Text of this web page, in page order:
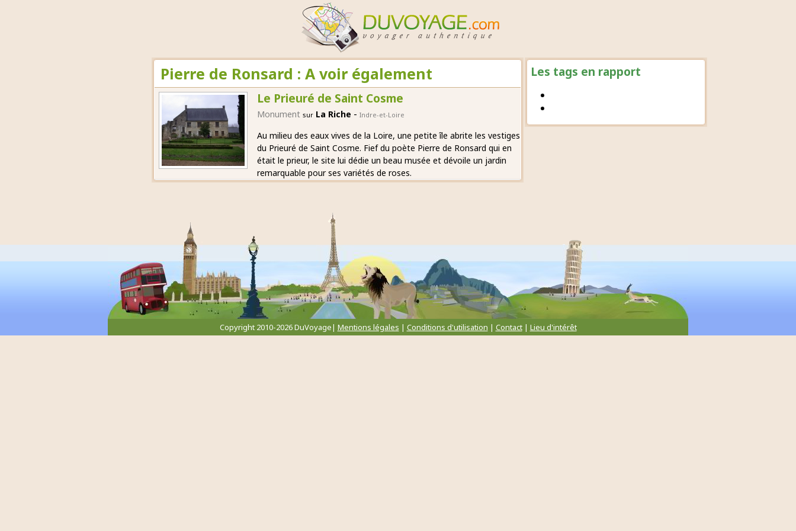
Les tags en rapport
Pierre de Ronsard : A voir également
Le Prieuré de Saint Cosme
Monument sur La Riche - Indre-et-Loire
Au milieu des eaux vives de la Loire, une petite île abrite les vestiges
du Prieuré de Saint Cosme. Fief du poète Pierre de Ronsard qui en
était le prieur, le site lui dédie un beau musée et dévoile un jardin
remarquable pour ses variétés de roses.
Copyright 2010-2026 DuVoyage| Mentions légales | Conditions d'utilisation | Contact| Lieu d'intérêt